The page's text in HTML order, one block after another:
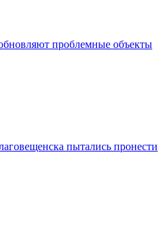
проблемные объекты
пытались пронести